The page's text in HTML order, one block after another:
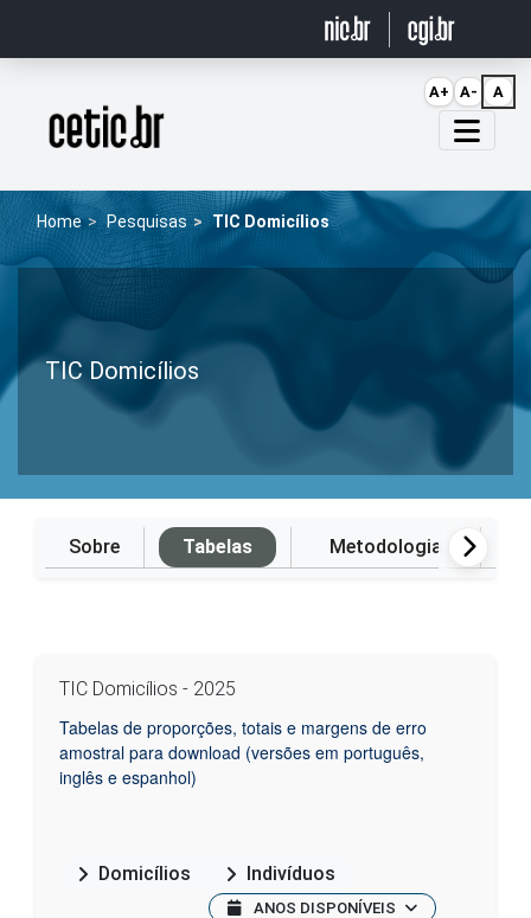
Página inicial
Home Pesquisas TIC Domicílios
TIC Domicílios
Sobre Tabelas Metodologia
TIC Domicílios - 2025
Tabelas de proporções, totais e margens de erro
amostral para download (versões em português,
inglês e espanhol)
Domicílios Indivíduos
ANOS DISPONÍVEIS
A+ A- A